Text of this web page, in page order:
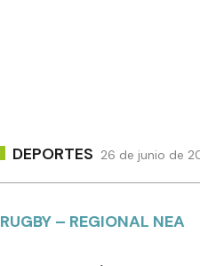
DEPORTES 26 de junio de
RUGBY – REGIONAL NEA